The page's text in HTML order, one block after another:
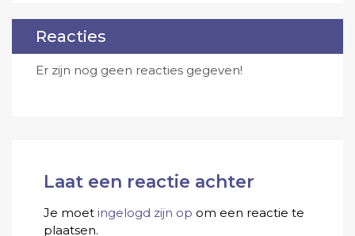
Reacties
Er zijn nog geen reacties gegeven!
Laat een reactie achter
Je moet ingelogd zijn op om een reactie te
plaatsen.